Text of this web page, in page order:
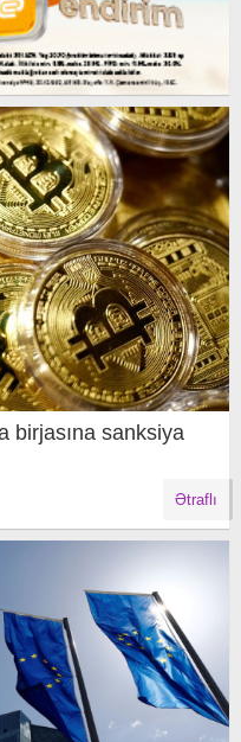
birjasına sanksiya
Ətraflı